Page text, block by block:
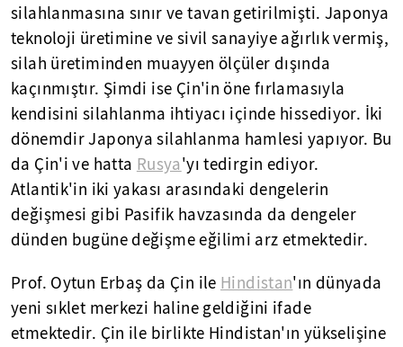
silahlanmasına sınır ve tavan getirilmişti. Japonya
teknoloji üretimine ve sivil sanayiye ağırlık vermiş,
silah üretiminden muayyen ölçüler dışında
kaçınmıştır. Şimdi ise Çin'in öne fırlamasıyla
kendisini silahlanma ihtiyacı içinde hissediyor. İki
dönemdir Japonya silahlanma hamlesi yapıyor. Bu
da Çin'i ve hatta Rusya'yı tedirgin ediyor.
Atlantik'in iki yakası arasındaki dengelerin
değişmesi gibi Pasifik havzasında da dengeler
dünden bugüne değişme eğilimi arz etmektedir.
Prof. Oytun Erbaş da Çin ile Hindistan'ın dünyada
yeni sıklet merkezi haline geldiğini ifade
etmektedir. Çin ile birlikte Hindistan'ın yükselişine